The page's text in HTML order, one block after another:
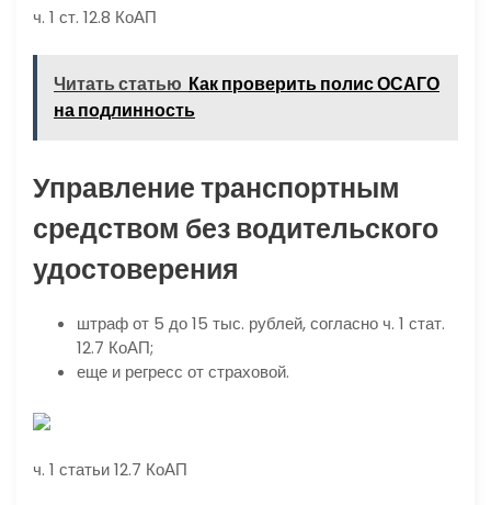
ч. 1 ст. 12.8 КоАП
Читать статью Как проверить полис ОСАГО
на подлинность
Управление транспортным
средством без водительского
удостоверения
штраф от 5 до 15 тыс. рублей, согласно ч. 1 стат.
12.7 КоАП;
еще и регресс от страховой.
ч. 1 статьи 12.7 КоАП